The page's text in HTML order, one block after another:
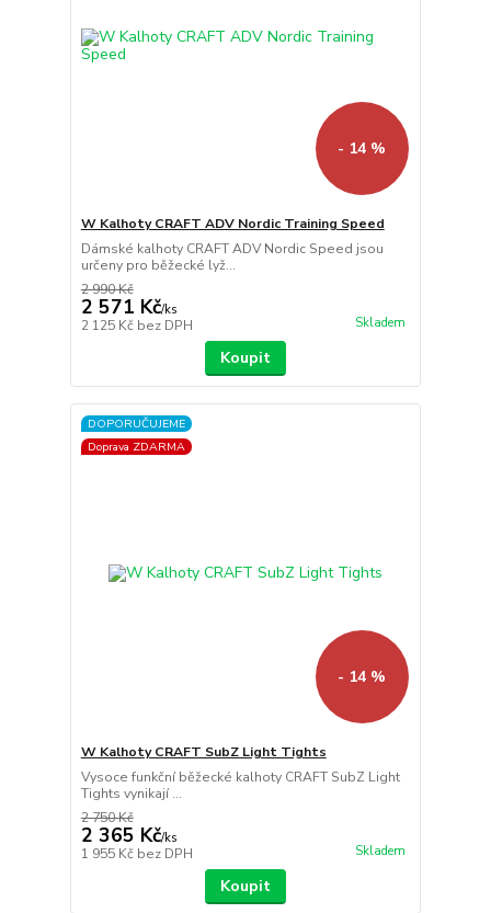
- 14 %
W Kalhoty CRAFT ADV Nordic Training Speed
Dámské kalhoty CRAFT ADV Nordic Speed jsou
určeny pro běžecké lyž...
2 990 Kč
2 571 Kč/ks
2 125 Kč bez DPH Skladem
Koupit
DOPORUČUJEME
Doprava ZDARMA
- 14 %
W Kalhoty CRAFT SubZ Light Tights
Vysoce funkční běžecké kalhoty CRAFT SubZ Light
Tights vynikají ...
2 750 Kč
2 365 Kč/ks
1 955 Kč bez DPH Skladem
Koupit